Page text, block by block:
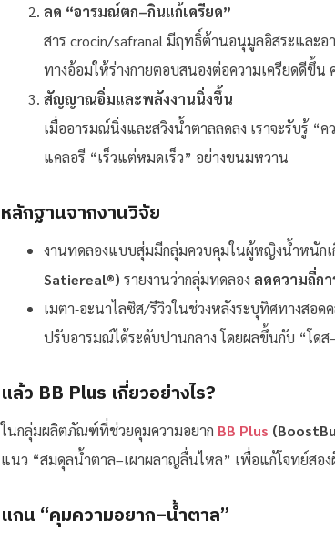
ลด “อารมณ์ตก–กินแก้เครียด”
สาร crocin/safranal มีฤทธิ์ต้านอนุมูลอิสระและอ
ทางอ้อมให้ร่างกายตอบสนองต่อความเครียดดีขึ้น
สัญญาณอิ่มและพลังงานนิ่งขึ้น
เมื่ออารมณ์นิ่งและสวิงน้ำตาลลดลง เราจะรับรู้ “
แคลอรี “เร็วแต่หมดเร็ว” อย่างขนมหวาน
หลักฐานจากงานวิจัย
งานทดลองแบบสุ่มมีกลุ่มควบคุมในผู้หญิงน้ำหนัก
Satiereal®) รายงานว่ากลุ่มทดลอง ลดความถี่กา
เมตา‑อะนาไลซิส/รีวิวในช่วงหลังระบุทิศทางสอด
ปรับอารมณ์ได้ระดับปานกลาง โดยผลขึ้นกับ “โด
แล้ว BB Plus เกี่ยวอย่างไร?
ในกลุ่มผลิตภัณฑ์ที่ช่วยคุมความอยาก BB Plus
แนว “สมดุลน้ำตาล–เผาผลาญลื่นไหล” เพื่อแก้โจทย์สอ
แกน “คุมความอยาก–น้ำตาล”